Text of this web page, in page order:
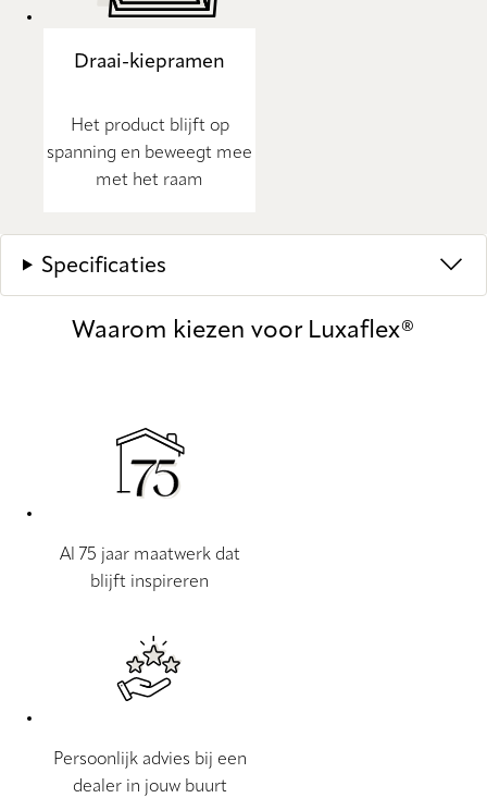
Draai-kiepramen
Het product blijft op
spanning en beweegt mee
met het raam
Specificaties
Waarom kiezen voor Luxaflex®
Al 75 jaar maatwerk dat
blijft inspireren
Persoonlijk advies bij een
dealer in jouw buurt